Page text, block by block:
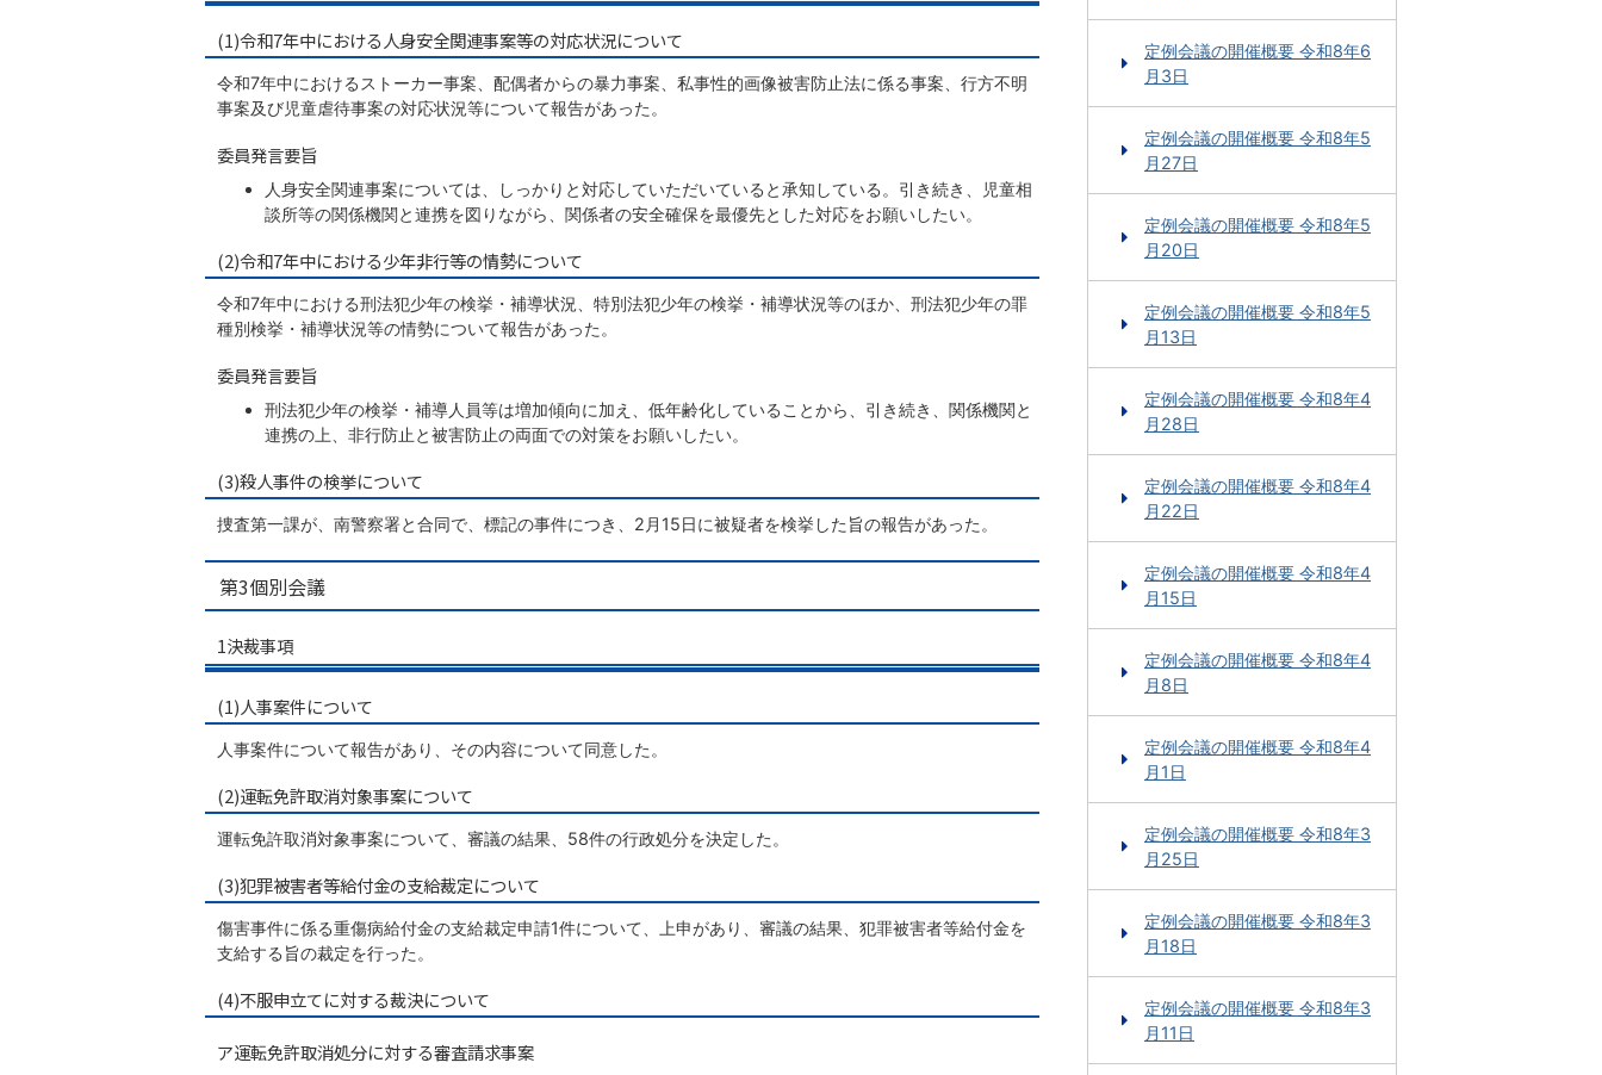
(1)令和7年中における人身安全関連事案等の対応状況について
令和7年中におけるストーカー事案、配偶者からの暴力事案、私事性的画像被害防止法に係る事案、行方不明
事案及び児童虐待事案の対応状況等について報告があった。
委員発言要旨
人身安全関連事案については、しっかりと対応していただいていると承知している。引き続き、児童相
談所等の関係機関と連携を図りながら、関係者の安全確保を最優先とした対応をお願いしたい。
(2)令和7年中における少年非行等の情勢について
令和7年中における刑法犯少年の検挙・補導状況、特別法犯少年の検挙・補導状況等のほか、刑法犯少年の罪
種別検挙・補導状況等の情勢について報告があった。
委員発言要旨
刑法犯少年の検挙・補導人員等は増加傾向に加え、低年齢化していることから、引き続き、関係機関と
連携の上、非行防止と被害防止の両面での対策をお願いしたい。
(3)殺人事件の検挙について
捜査第一課が、南警察署と合同で、標記の事件につき、2月15日に被疑者を検挙した旨の報告があった。
第3個別会議
1決裁事項
(1)人事案件について
人事案件について報告があり、その内容について同意した。
(2)運転免許取消対象事案について
運転免許取消対象事案について、審議の結果、58件の行政処分を決定した。
(3)犯罪被害者等給付金の支給裁定について
傷害事件に係る重傷病給付金の支給裁定申請1件について、上申があり、審議の結果、犯罪被害者等給付金を
支給する旨の裁定を行った。
(4)不服申立てに対する裁決について
ア運転免許取消処分に対する審査請求事案
定例会議の開催概要 令和8年6
月3日
定例会議の開催概要 令和8年5
月27日
定例会議の開催概要 令和8年5
月20日
定例会議の開催概要 令和8年5
月13日
定例会議の開催概要 令和8年4
月28日
定例会議の開催概要 令和8年4
月22日
定例会議の開催概要 令和8年4
月15日
定例会議の開催概要 令和8年4
月8日
定例会議の開催概要 令和8年4
月1日
定例会議の開催概要 令和8年3
月25日
定例会議の開催概要 令和8年3
月18日
定例会議の開催概要 令和8年3
月11日